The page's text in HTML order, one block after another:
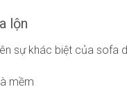
lộn
sự khác biệt của sofa
mềm